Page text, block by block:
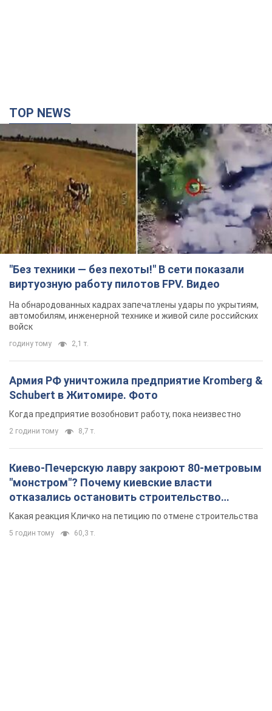
TOP NEWS
"Без техники — без пехоты!" В сети показали
виртуозную работу пилотов FPV. Видео
На обнародованных кадрах запечатлены удары по укрытиям,
автомобилям, инженерной технике и живой силе российских
войск
годину тому 2,1 т.
Армия РФ уничтожила предприятие Kromberg &
Schubert в Житомире. Фото
Когда предприятие возобновит работу, пока неизвестно
2 години тому 8,7 т.
Киево-Печерскую лавру закроют 80-метровым
"монстром"? Почему киевские власти
отказались остановить строительство
небоскреба "московского верующего"
Какая реакция Кличко на петицию по отмене строительства
5 годин тому 60,3 т.